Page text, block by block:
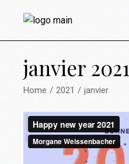
janvier 2021
Home 2021 janvier